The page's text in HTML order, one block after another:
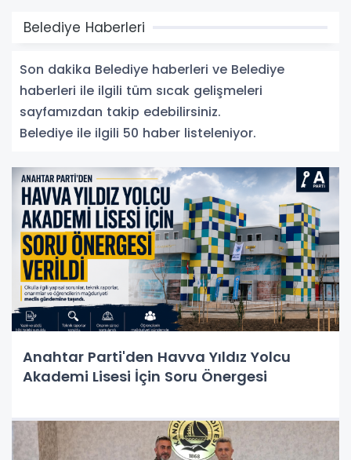
Belediye Haberleri
Son dakika Belediye haberleri ve Belediye
haberleri ile ilgili tüm sıcak gelişmeleri
sayfamızdan takip edebilirsiniz.
Belediye ile ilgili 50 haber listeleniyor.
Anahtar Parti'den Havva Yıldız Yolcu
Akademi Lisesi İçin Soru Önergesi